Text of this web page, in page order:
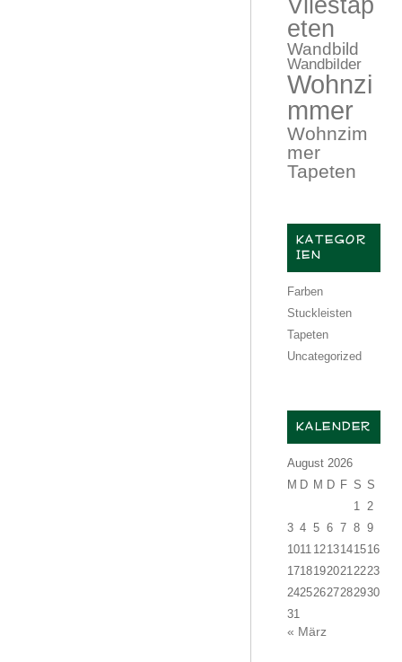
eten
Wandbild
Wandbilder
Wohnzi
mmer
Wohnzim
mer
Tapeten
KATEGOR
IEN
Farben
Stuckleisten
Tapeten
Uncategorized
KALENDER
August 2026
M D M D F S S
1
2
3 4 5 6 7 8 9
1011 1213141516
1718192021 2223
24252627282930
31
« März